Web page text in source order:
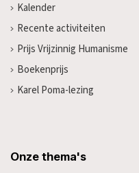
Kalender
Recente activiteiten
Prijs Vrijzinnig Humanisme
Boekenprijs
Karel Poma-lezing
Onze thema's